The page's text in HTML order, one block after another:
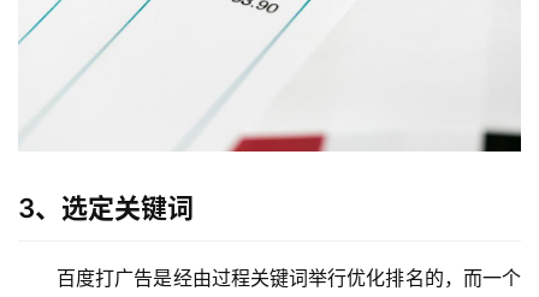
3、选定关键词
百度打广告是经由过程关键词举行优化排名的，而一个